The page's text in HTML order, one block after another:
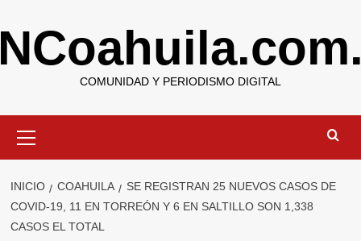
al
contenido
COMUNIDAD Y PERIODISMO DIGITAL
primario
INICIO COAHUILA
SE REGISTRAN 25 NUEVOS CASOS DE
COVID-19, 11 EN TORREÓN Y 6 EN SALTILLO SON 1,338
CASOS EL TOTAL